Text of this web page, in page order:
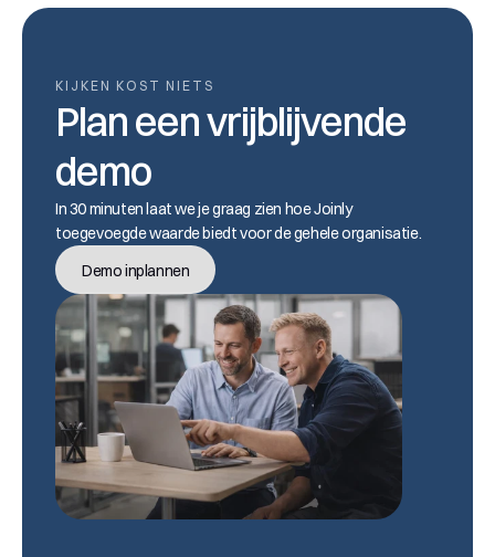
KIJKEN KOST NIETS
Plan een vrijblijvende
demo
In 30 minuten laat we je graag zien hoe Joinly
toegevoegde waarde biedt voor de gehele organisatie.
Demo inplannen